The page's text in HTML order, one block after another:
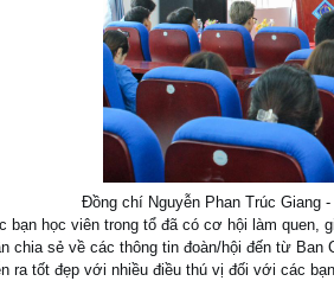
Đồng chí Nguyễn Phan Trúc Giang
bạn học viên trong tổ đã có cơ hội làm quen,
chia sẻ về các thông tin đoàn/hội đến từ
ra tốt đẹp với nhiều điều thú vị đối với các